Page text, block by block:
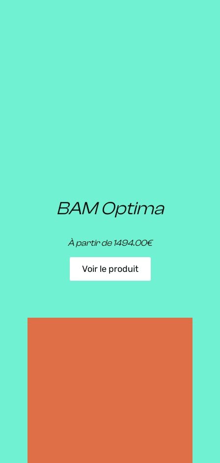
BAM Optima
À partir de 1494.00€
Voir le produit